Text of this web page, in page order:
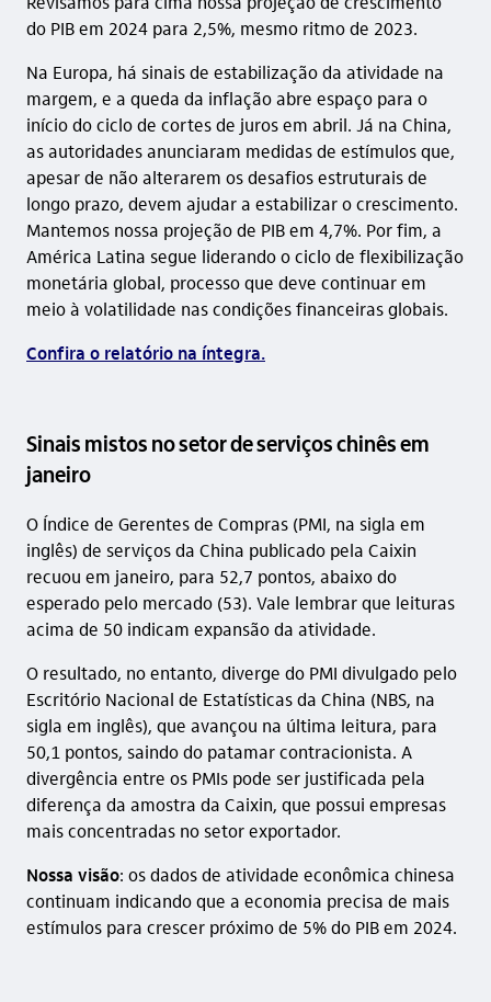
do PIB em 2024 para 2,5%, mesmo ritmo de 2023.
Na Europa, há sinais de estabilização da atividade na
margem, e a queda da inflação abre espaço para o
início do ciclo de cortes de juros em abril. Já na China,
as autoridades anunciaram medidas de estímulos que,
apesar de não alterarem os desafios estruturais de
longo prazo, devem ajudar a estabilizar o crescimento.
Mantemos nossa projeção de PIB em 4,7%. Por fim, a
América Latina segue liderando o ciclo de flexibilização
monetária global, processo que deve continuar em
meio à volatilidade nas condições financeiras globais.
Confira o relatório na íntegra.
Sinais mistos no setor de serviços chinês em
janeiro
O Índice de Gerentes de Compras (PMI, na sigla em
inglês) de serviços da China publicado pela Caixin
recuou em janeiro, para 52,7 pontos, abaixo do
esperado pelo mercado (53). Vale lembrar que leituras
acima de 50 indicam expansão da atividade.
O resultado, no entanto, diverge do PMI divulgado pelo
Escritório Nacional de Estatísticas da China (NBS, na
sigla em inglês), que avançou na última leitura, para
50,1 pontos, saindo do patamar contracionista. A
divergência entre os PMIs pode ser justificada pela
diferença da amostra da Caixin, que possui empresas
mais concentradas no setor exportador.
Nossa visão: os dados de atividade econômica chinesa
continuam indicando que a economia precisa de mais
estímulos para crescer próximo de 5% do PIB em 2024.